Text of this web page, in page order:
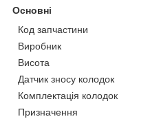
Основні
Код запчастини
Виробник
Висота
Датчик зносу колодок
Комплектація колодок
Призначення